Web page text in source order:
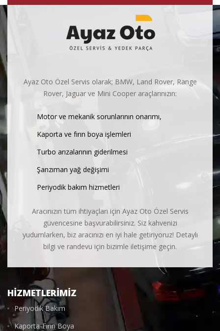
Ayaz Oto Özel Servis olarak; BMW, Land Rover, Range
Rover, Jaguar ve Mini Cooper araçlarınızın:
Motor ve mekanik sorunlarının onarımı,
Kaporta ve fırın boya işlemleri
Turbo arızalarının giderilmesi
Şanzıman yağ değişimi
Periyodik bakım hizmetleri
Aracınızın tüm ihtiyaçları için Ayaz Oto Özel Servis
güvencesine başvurabilirsiniz. Siz kahvenizi
yudumlarken, biz aracınızı en iyi hale getiriyoruz! Detaylı
bilgi ve randevu için bizimle iletişime geçin.
HIZMETLERIMIZ
Periyodik Bakım
Kaporta-Fırın Boya